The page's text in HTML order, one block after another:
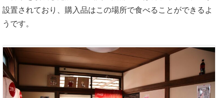
設置されており、購入品はこの場所で食べることができるよ
うです。